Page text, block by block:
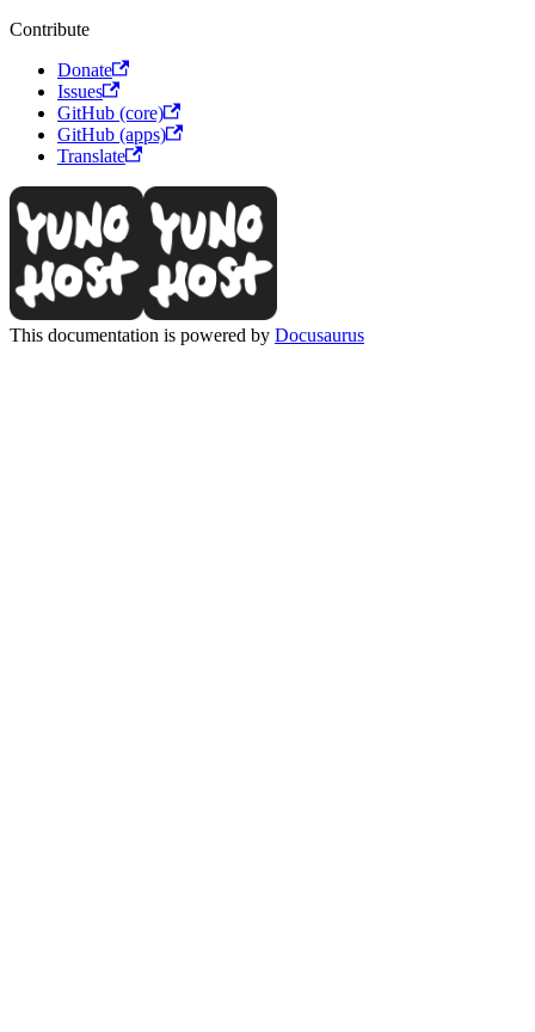
Contribute
Donate
Issues
GitHub (core)
GitHub (apps)
Translate
This documentation is powered by Docusaurus